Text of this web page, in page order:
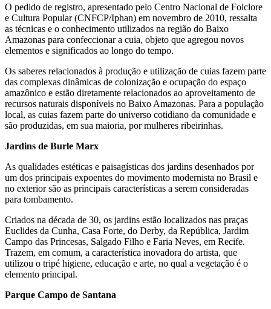
O pedido de registro, apresentado pelo Centro Nacional de Folclore
e Cultura Popular (CNFCP/Iphan) em novembro de 2010, ressalta
as técnicas e o conhecimento utilizados na região do Baixo
Amazonas para confeccionar a cuia, objeto que agregou novos
elementos e significados ao longo do tempo.
Os saberes relacionados à produção e utilização de cuias fazem parte
das complexas dinâmicas de colonização e ocupação do espaço
amazônico e estão diretamente relacionados ao aproveitamento de
recursos naturais disponíveis no Baixo Amazonas. Para a população
local, as cuias fazem parte do universo cotidiano da comunidade e
são produzidas, em sua maioria, por mulheres ribeirinhas.
Jardins de Burle Marx
As qualidades estéticas e paisagísticas dos jardins desenhados por
um dos principais expoentes do movimento modernista no Brasil e
no exterior são as principais características a serem consideradas
para tombamento.
Criados na década de 30, os jardins estão localizados nas praças
Euclides da Cunha, Casa Forte, do Derby, da República, Jardim
Campo das Princesas, Salgado Filho e Faria Neves, em Recife.
Trazem, em comum, a característica inovadora do artista, que
utilizou o tripé higiene, educação e arte, no qual a vegetação é o
elemento principal.
Parque Campo de Santana